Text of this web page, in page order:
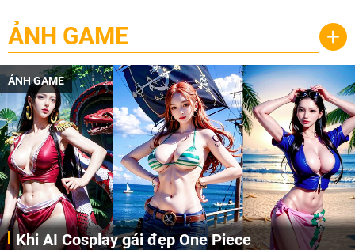
ẢNH GAME +
ẢNH GAME
Khi AI Cosplay gái đẹp One Piece